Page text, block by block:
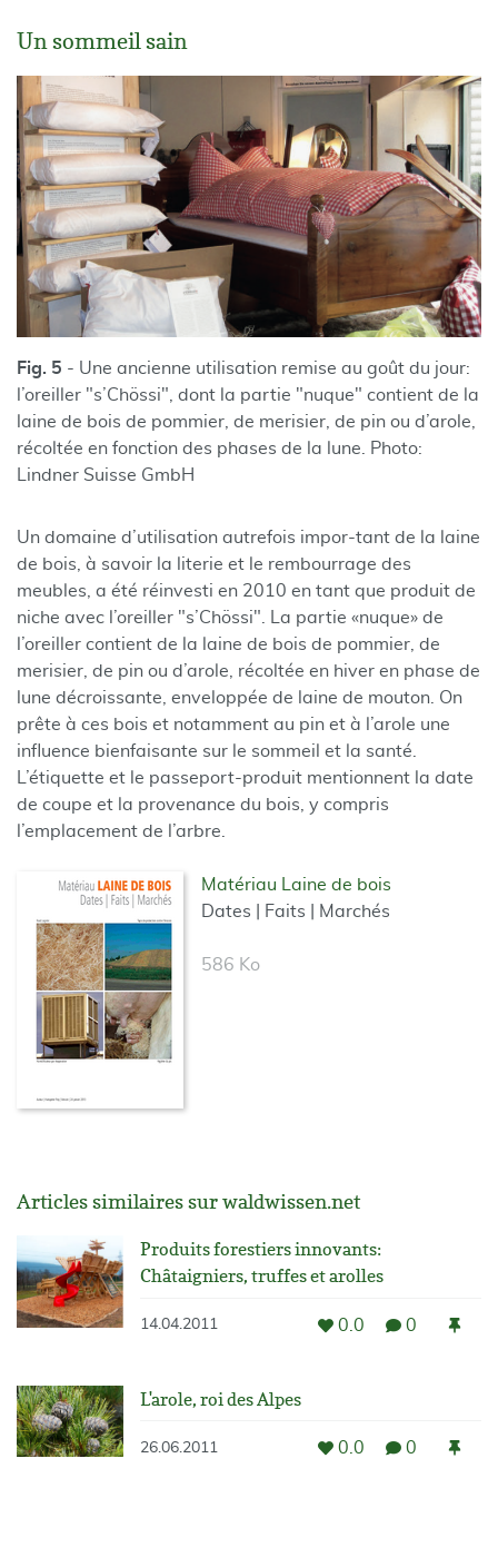
Un sommeil sain
Fig. 5 - Une ancienne utilisation remise au goût du jour:
l’oreiller "s’Chössi", dont la partie "nuque" contient de la
laine de bois de pommier, de merisier, de pin ou d’arole,
récoltée en fonction des phases de la lune. Photo:
Lindner Suisse GmbH
Un domaine d’utilisation autrefois impor-tant de la laine
de bois, à savoir la literie et le rembourrage des
meubles, a été réinvesti en 2010 en tant que produit de
niche avec l’oreiller "s’Chössi". La partie «nuque» de
l’oreiller contient de la laine de bois de pommier, de
merisier, de pin ou d’arole, récoltée en hiver en phase de
lune décroissante, enveloppée de laine de mouton. On
prête à ces bois et notamment au pin et à l’arole une
influence bienfaisante sur le sommeil et la santé.
L’étiquette et le passeport-produit mentionnent la date
de coupe et la provenance du bois, y compris
l’emplacement de l’arbre.
Matériau Laine de bois
Dates | Faits | Marchés
586 Ko
Articles similaires sur waldwissen.net
Produits forestiers innovants:
Châtaigniers, truffes et arolles
14.04.2011 0.0 0
L'arole, roi des Alpes
26.06.2011 0.0 0